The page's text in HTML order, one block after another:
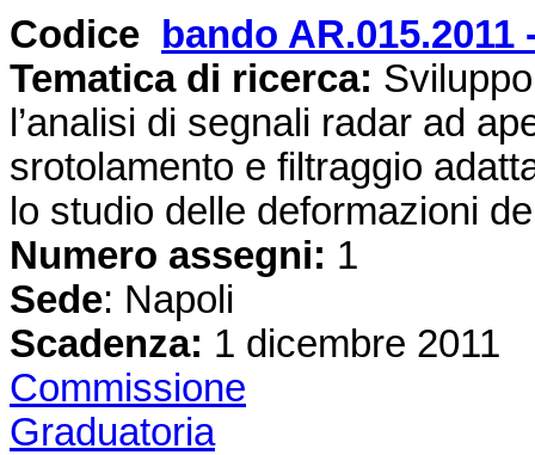
Codice
bando
Tematica di ricerca:
l’analisi di segnali radar ad
srotolamento e filtraggio
lo studio delle deformazioni
Numero assegni: 1
Sede: Napoli
Scadenza: 1 dicembre 2011
Commissione
Graduatoria